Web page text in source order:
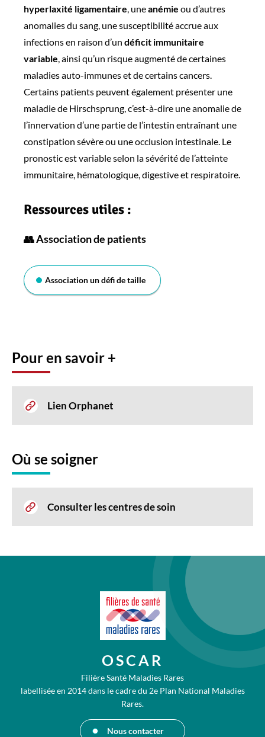
hyperlaxité ligamentaire, uneanémie ou d’autres
anomalies du sang, une susceptibilité accrue aux
infections en raison d’un déficit immunitaire
variable, ainsi qu’un risque augmenté de certaines
maladies auto-immunes et de certains cancers.
Certains patients peuvent également présenter une
maladie de Hirschsprung, c’est-à-dire une anomalie de
l’innervation d’une partie de l’intestin entraînant une
constipation sévère ou une occlusion intestinale. Le
pronostic est variable selon la sévérité de l’atteinte
immunitaire, hématologique, digestive et respiratoire.
Ressources utiles :
👥 Association de patients
Association un défi de taille
Pour en savoir +
Lien Orphanet
Où se soigner
Consulter les centres de soin
OSCAR
Filière Santé Maladies Rares
labellisée en 2014 dans le cadre du 2e Plan National Maladies
Rares.
Nous contacter